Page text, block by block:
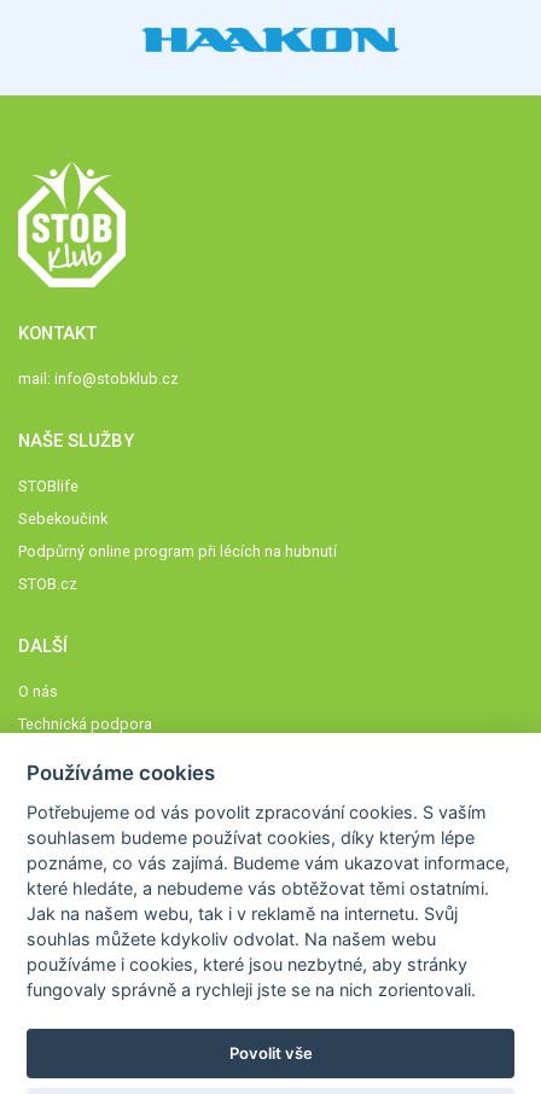
KONTAKT
mail: info@stobklub.cz
NAŠE SLUŽBY
STOBlife
Sebekoučink
Podpůrný online program při lécích na hubnutí
STOB.cz
DALŠÍ
O nás
Technická podpora
Členové STOBklubu
Zásady nakládání s osobními údaji
Otestujte se
Spočítejte si
Výzva 52
Používáme cookies
Potřebujeme od vás povolit zpracování cookies. S vaším
souhlasem budeme používat cookies, díky kterým lépe
poznáme,co vás zajímá. Budeme vám ukazovat informace,
které hledáte, a nebudeme vás obtěžovat těmi ostatními.
Jak na našem webu, tak i v reklamě na internetu. Svůj
souhlas můžete kdykoliv odvolat. Na našem webu
používáme i cookies, které jsou nezbytné, aby stránky
fungovaly správně a rychleji jste se na nich zorientovali.
Povolit vše